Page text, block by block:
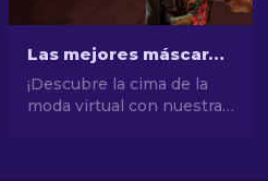
Las mejores máscaras de CS2 [2026]
¡Descubre la cima de la
moda virtual con nuestra